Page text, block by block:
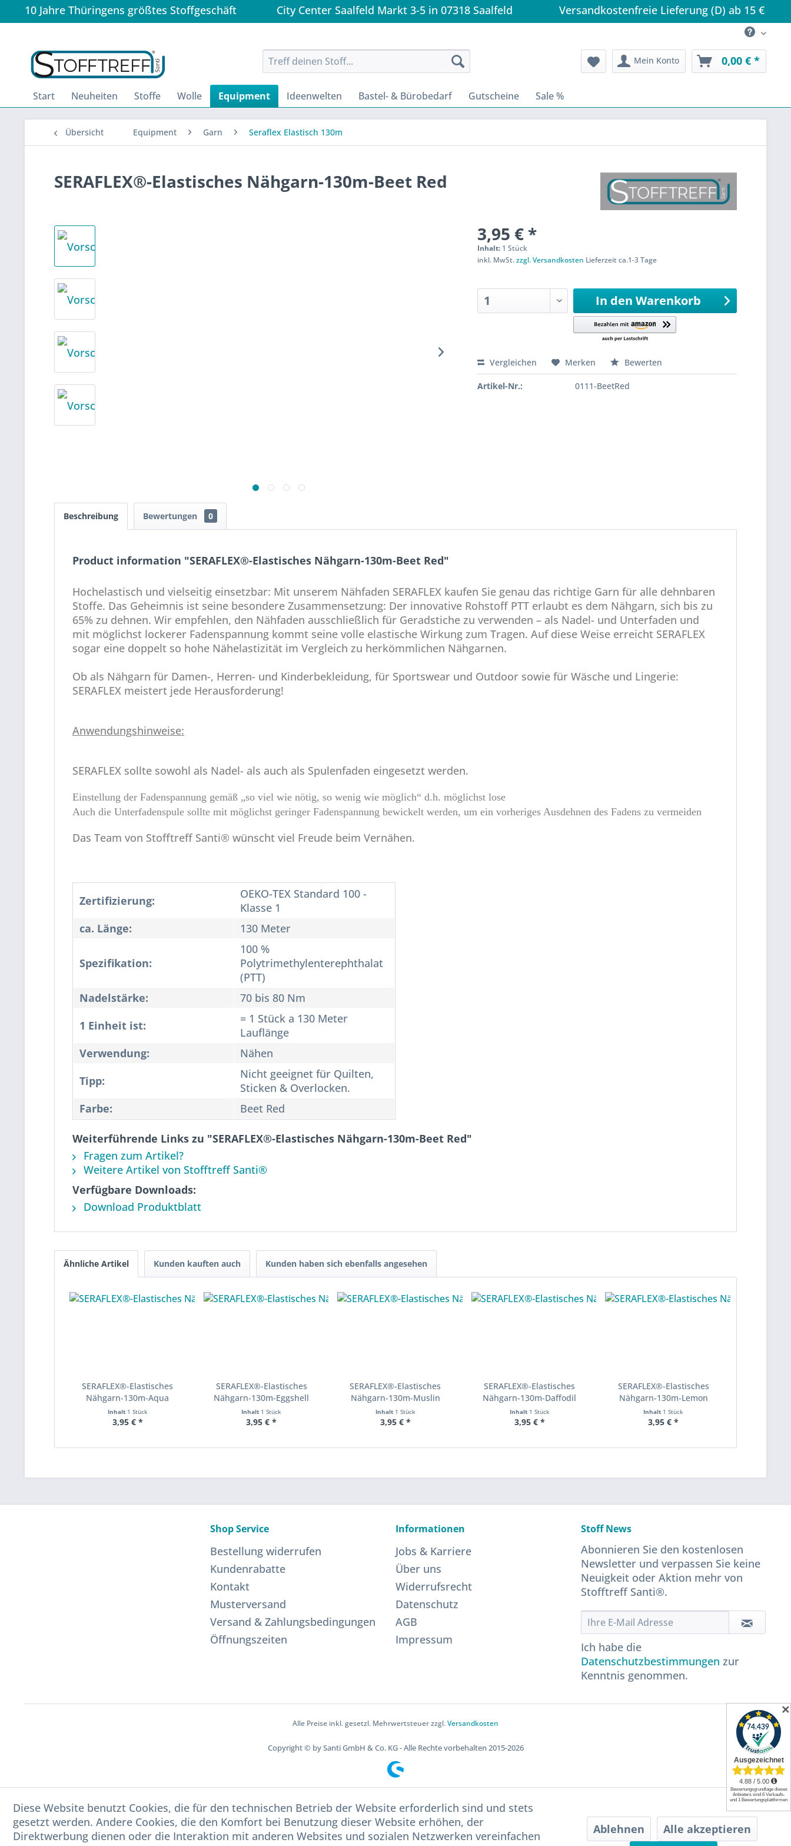
10 Jahre Thüringens größtes Stoffgeschäft City Center Saalfeld Markt 3-5 in 07318 Saalfeld Versandkostenfreie Lieferung (D) ab 15 €
Mein Konto 0,00 € *
Start Neuheiten Stoffe Wolle Equipment Ideenwelten Bastel- & Bürobedarf Gutscheine Sale %
Übersicht Equipment Garn Seraflex Elastisch 130m
SERAFLEX®-Elastisches Nähgarn-130m-Beet Red
3,95 € *
Inhalt: 1 Stück
inkl. MwSt.zzgl. Versandkosten Lieferzeit ca.1-3 Tage
In den Warenkorb
Vergleichen Merken Bewerten
Artikel-Nr.: 0111-BeetRed
Beschreibung Bewertungen 0
Product information "SERAFLEX®-Elastisches Nähgarn-130m-Beet Red"
Hochelastisch und vielseitig einsetzbar: Mit unserem Nähfaden SERAFLEX kaufen Sie genau das richtige Garn für alle dehnbaren
Stoffe. Das Geheimnis ist seine besondere Zusammensetzung: Der innovative Rohstoff PTT erlaubt es dem Nähgarn, sich bis zu
65% zu dehnen. Wir empfehlen, den Nähfaden ausschließlich für Geradstiche zu verwenden – als Nadel- und Unterfaden und
mit möglichst lockerer Fadenspannung kommt seine volle elastische Wirkung zum Tragen. Auf diese Weise erreicht SERAFLEX
sogar eine doppelt so hohe Nähelastizität im Vergleich zu herkömmlichen Nähgarnen.
Ob als Nähgarn für Damen-, Herren- und Kinderbekleidung, für Sportswear und Outdoor sowie für Wäsche und Lingerie:
SERAFLEX meistert jede Herausforderung!
Anwendungshinweise:
SERAFLEX sollte sowohl als Nadel- als auch als Spulenfaden eingesetzt werden.
Einstellung der Fadenspannung gemäß „so viel wie nötig, so wenig wie möglich“ d.h. möglichst lose
Auch die Unterfadenspule sollte mit möglichst geringer Fadenspannung bewickelt werden, um ein vorheriges Ausdehnen des Fadens zu vermeiden
Das Team von Stofftreff Santi® wünscht viel Freude beim Vernähen.
Zertifizierung:
OEKO-TEX Standard 100 -
Klasse 1
ca. Länge:
130 Meter
Spezifikation:
100 %
Polytrimethylenterephthalat
(PTT)
Nadelstärke:
70 bis 80 Nm
1 Einheit ist:
= 1 Stück a 130 Meter
Lauflänge
Verwendung:
Nähen
Tipp:
Nicht geeignet für Quilten,
Sticken & Overlocken.
Farbe:
Beet Red
Weiterführende Links zu "SERAFLEX®-Elastisches Nähgarn-130m-Beet Red"
Fragen zum Artikel?
Weitere Artikel von Stofftreff Santi®
Verfügbare Downloads:
Download Produktblatt
Ähnliche Artikel Kunden kauften auch Kunden haben sich ebenfalls angesehen
SERAFLEX®-Elastisches
Nähgarn-130m-Aqua
Inhalt 1 Stück
3,95 € *
SERAFLEX®-Elastisches
Nähgarn-130m-Eggshell
Inhalt 1 Stück
3,95 € *
SERAFLEX®-Elastisches
Nähgarn-130m-Muslin
Inhalt 1 Stück
3,95 € *
SERAFLEX®-Elastisches
Nähgarn-130m-Daffodil
Inhalt 1 Stück
3,95 € *
SERAFLEX®-Elastisches
Nähgarn-130m-Lemon
Inhalt 1 Stück
3,95 € *
Shop Service
Bestellung widerrufen
Kundenrabatte
Kontakt
Musterversand
Versand & Zahlungsbedingungen
Öffnungszeiten
Informationen
Jobs & Karriere
Über uns
Widerrufsrecht
Datenschutz
AGB
Impressum
Stoff News
Abonnieren Sie den kostenlosen
Newsletter und verpassen Sie keine
Neuigkeit oder Aktion mehr von
Stofftreff Santi®.
Ich habe die
Datenschutzbestimmungen zur
Kenntnis genommen.
Alle Preise inkl. gesetzl. Mehrwertsteuer zzgl.Versandkosten
Copyright © by Santi GmbH & Co. KG - Alle Rechte vorbehalten 2015-2026
Diese Website benutzt Cookies, die für den technischen Betrieb der Website erforderlich sind und stets
gesetzt werden. Andere Cookies, die den Komfort bei Benutzung dieser Website erhöhen, der
Direktwerbung dienen oder die Interaktion mit anderen Websites und sozialen Netzwerken vereinfachen
Ablehnen Alle akzeptieren
✕